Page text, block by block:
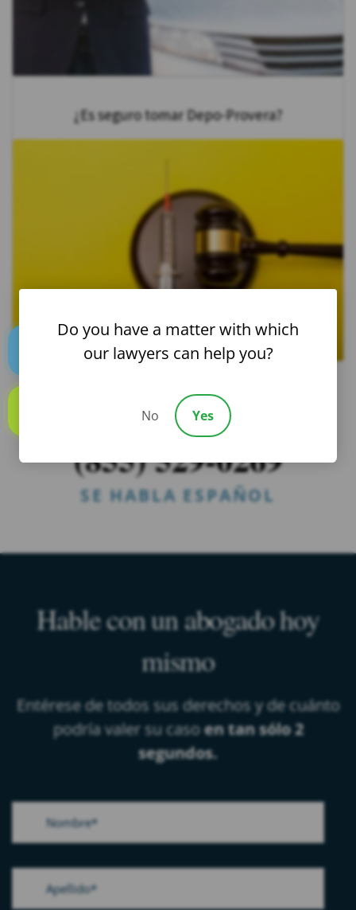
¿Es seguro tomar Depo-Provera?
¿NECESITAS AYUDA? CONTÁCTENOS
24/7
(855) 529-0269
SE HABLA ESPAÑOL
Hable con un abogado hoy
mismo
Entérese de todos sus derechos y de cuánto
podría valer su casoen tan sólo 2
segundos.
Do you have a matter with which
our lawyers can help you?
No Yes